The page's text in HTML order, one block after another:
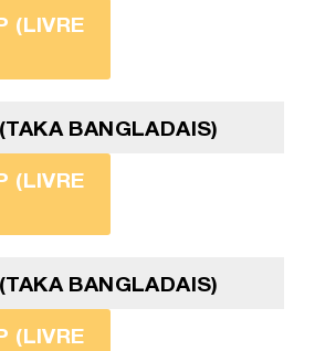
(LIVRE
BANGLADAIS)
(LIVRE
BANGLADAIS)
(LIVRE